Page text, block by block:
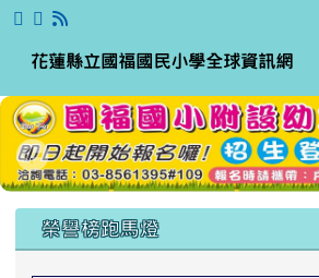
跳至主內容區
花蓮縣立國福國民小學
花蓮縣立國福國民小學全球資訊網
上中區域內容
榮譽榜跑馬燈
頁尾區域